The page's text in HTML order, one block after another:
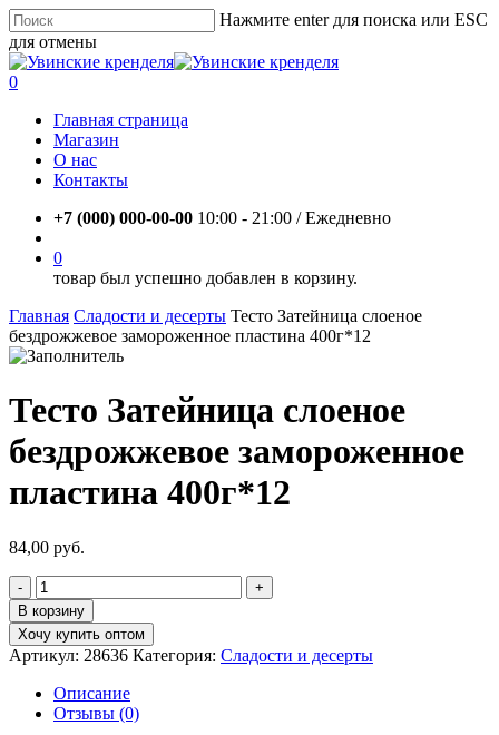
Skip
to
main
content
Нажмите enter для поиска или ESC
для отмены
Close
Search
account
0
Главная страница
Магазин
О нас
Контакты
+7 (000) 000-00-00 10:00 - 21:00 / Eжедневно
0
товар был успешно добавлен в корзину.
Главная Сладости и десерты Тесто Затейница слоеное
бездрожжевое замороженное пластина 400г*12
Тесто Затейница слоеное
бездрожжевое замороженное
пластина 400г*12
84,00 руб.
Количество
товара
Тесто
Затейница
слоеное
бездрожжевое
замороженное
пластина
В корзину
Хочу купить оптом
Артикул: 28636 Категория: Сладости и десерты
Описание
Отзывы (0)